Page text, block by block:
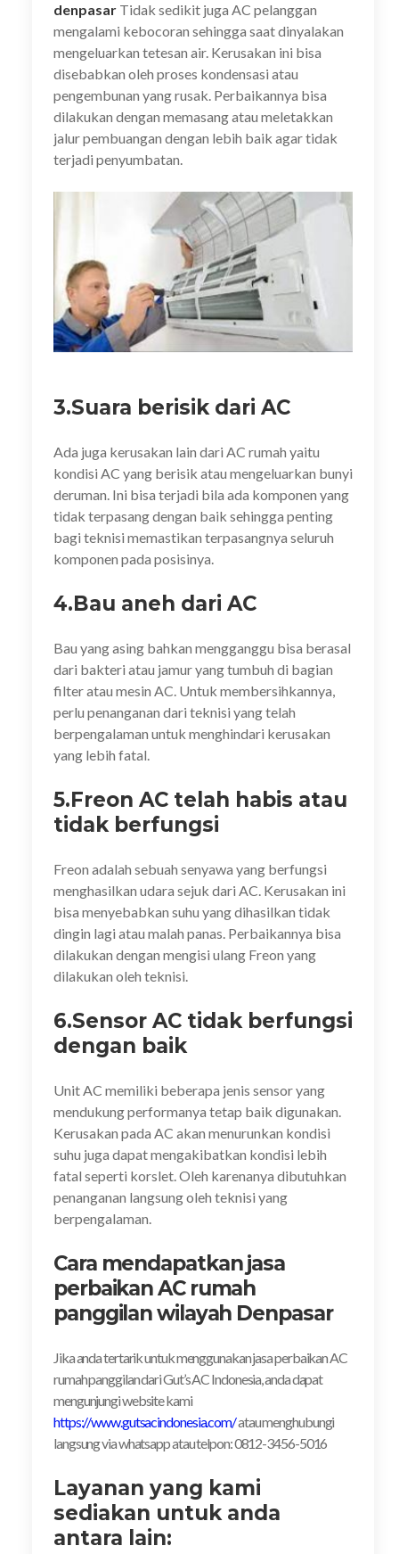
denpasar Tidak sedikit juga AC pelanggan
mengalami kebocoran sehingga saat dinyalakan
mengeluarkan tetesan air. Kerusakan ini bisa
disebabkan oleh proses kondensasi atau
pengembunan yang rusak. Perbaikannya bisa
dilakukan dengan memasang atau meletakkan
jalur pembuangan dengan lebih baik agar tidak
terjadi penyumbatan.
3.Suara berisik dari AC
Ada juga kerusakan lain dari AC rumah yaitu
kondisi AC yang berisik atau mengeluarkan bunyi
deruman. Ini bisa terjadi bila ada komponen yang
tidak terpasang dengan baik sehingga penting
bagi teknisi memastikan terpasangnya seluruh
komponen pada posisinya.
4.Bau aneh dari AC
Bau yang asing bahkan mengganggu bisa berasal
dari bakteri atau jamur yang tumbuh di bagian
filter atau mesin AC. Untuk membersihkannya,
perlu penanganan dari teknisi yang telah
berpengalaman untuk menghindari kerusakan
yang lebih fatal.
5.Freon AC telah habis atau
tidak berfungsi
Freon adalah sebuah senyawa yang berfungsi
menghasilkan udara sejuk dari AC. Kerusakan ini
bisa menyebabkan suhu yang dihasilkan tidak
dingin lagi atau malah panas. Perbaikannya bisa
dilakukan dengan mengisi ulang Freon yang
dilakukan oleh teknisi.
6.Sensor AC tidak berfungsi
dengan baik
Unit AC memiliki beberapa jenis sensor yang
mendukung performanya tetap baik digunakan.
Kerusakan pada AC akan menurunkan kondisi
suhu juga dapat mengakibatkan kondisi lebih
fatal seperti korslet. Oleh karenanya dibutuhkan
penanganan langsung oleh teknisi yang
berpengalaman.
Cara mendapatkan jasa
perbaikan AC rumah
panggilan wilayah Denpasar
Jika anda tertarik untuk menggunakan jasa perbaikan AC
rumah panggilan dari Gut’s AC Indonesia, anda dapat
mengunjungi website kami
https://www.gutsacindonesia.com/atau menghubungi
langsung via whatsapp atau telpon: 0812-3456-5016
Layanan yang kami
sediakan untuk anda
antara lain: